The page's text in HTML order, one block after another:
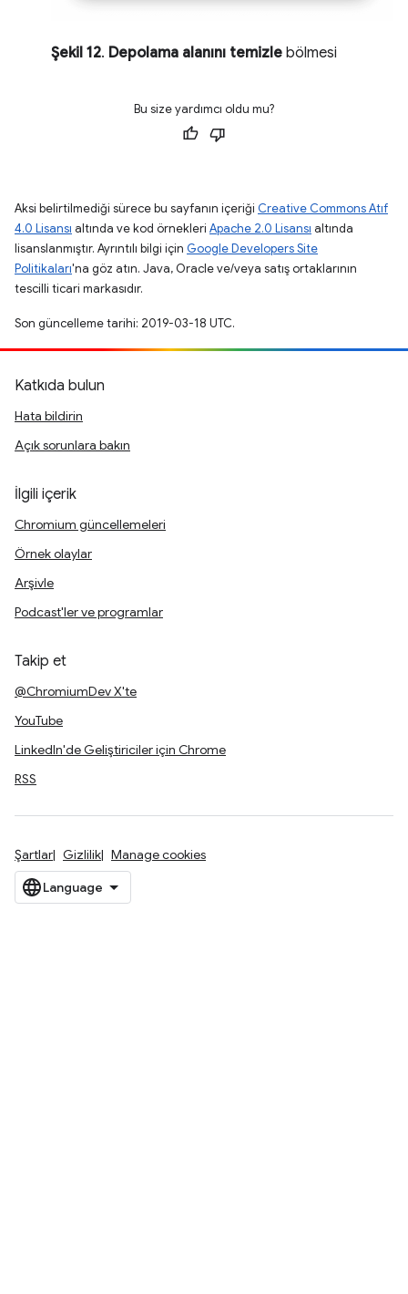
Şekil 12. Depolama alanını temizle bölmesi
Bu size yardımcı oldu mu?
Aksi belirtilmediği sürece bu sayfanın içeriği Creative Commons Atıf
4.0 Lisansı altında ve kod örnekleri Apache 2.0 Lisansı altında
lisanslanmıştır. Ayrıntılı bilgi için Google Developers Site
Politikaları'na göz atın. Java, Oracle ve/veya satış ortaklarının
tescilli ticari markasıdır.
Son güncelleme tarihi: 2019-03-18 UTC.
Katkıda bulun
Hata bildirin
Açık sorunlara bakın
İlgili içerik
Chromium güncellemeleri
Örnek olaylar
Arşivle
Podcast'ler ve programlar
Takip et
@ChromiumDev X'te
YouTube
LinkedIn'de Geliştiriciler için Chrome
RSS
Şartlar Gizlilik Manage cookies